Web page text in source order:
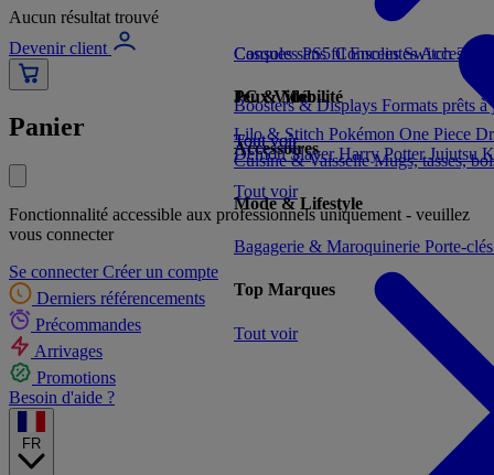
Aucun résultat trouvé
Devenir client
Panier
Fonctionnalité accessible aux professionnels uniquement - veuillez
vous connecter
Se connecter Créer un compte
Derniers référencements
Précommandes
Arrivages
Promotions
Besoin d'aide ?
FR
Consoles PS5Consoles Switch 2
Jeux Vidéo
Tout voir
Cuisine & VaisselleMugs, tasses,
Mode & Lifestyle
Bagagerie & Maroquinerie Porte-
Top Marques
Tout voir
Boosters & Displays Formats prêts
Accessoires
Tout voir
Casques sans filEnceintes
PC & Mobilité
Tout voir
Lilo & Stitch Pokémon One Piece
Demon SlayerHarry PotterJujutsu